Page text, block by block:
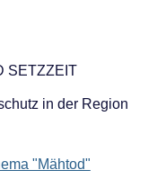
SETZZEIT
in der Region
"Mähtod"